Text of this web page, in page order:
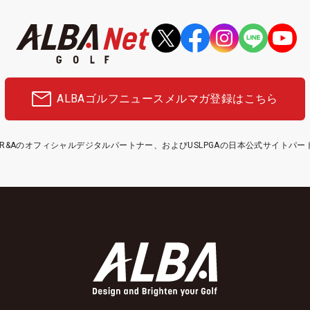
ALBAゴルフニュース メルマガ登録はこちら
のオフィシャルデジタルパートナー、およびUSLPGAの日本公式サイトパー